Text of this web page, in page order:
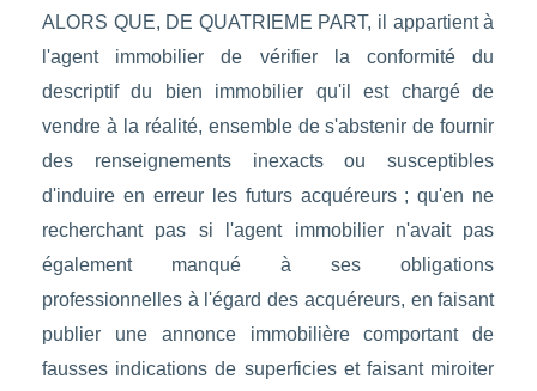
ALORS QUE, DE QUATRIEME PART, il appartient à
l'agent immobilier de vérifier la conformité du
descriptif du bien immobilier qu'il est chargé de
vendre à la réalité, ensemble de s'abstenir de fournir
des renseignements inexacts ou susceptibles
d'induire en erreur les futurs acquéreurs ; qu'en ne
recherchant pas si l'agent immobilier n'avait pas
également manqué à ses obligations
professionnelles à l'égard des acquéreurs, en faisant
publier une annonce immobilière comportant de
fausses indications de superficies et faisant miroiter